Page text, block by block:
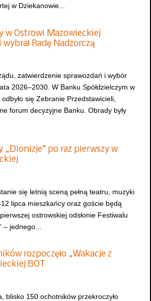
w Dziekanowie...
w Ostrowi Mazowieckiej
Radę Nadzorczą
zatwierdzenie sprawozdań i wybór
2026–2030. W Banku Spółdzielczym w
się Zebranie Przedstawicieli,
forum decyzyjne Banku. Obrady były
„Dionizje” po raz pierwszy w
się letnią sceną pełną teatru, muzyki
lipca mieszkańcy oraz goście będą
ostrowskiej odsłonie Festiwalu
– jednego...
rozpoczęło „Wakacje z
BOT
blisko 150 ochotników przekroczyło